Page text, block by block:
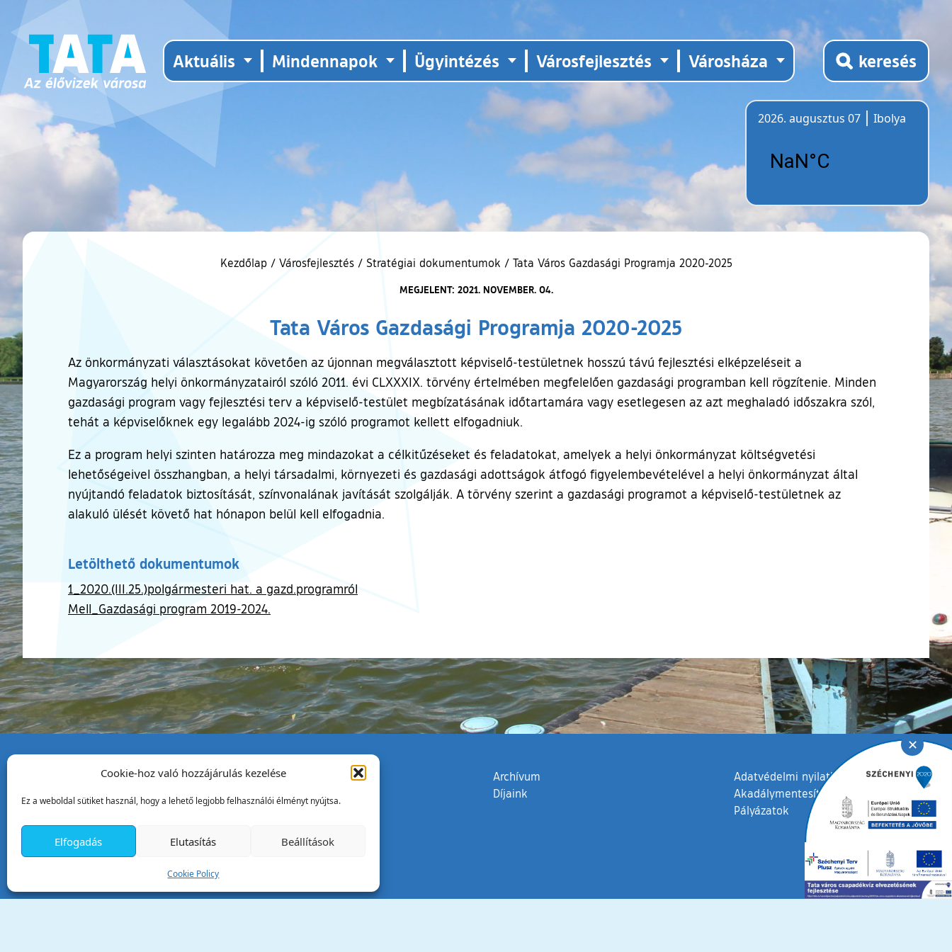
Cookie-hoz való hozzájárulás kezelése
Ez a weboldal sütiket használ, hogy a lehető legjobb felhasználói élményt nyújtsa.
Elfogadás Elutasítás Beállítások
Cookie Policy
Aktuális Mindennapok Ügyintézés Városfejlesztés Városháza keresés
2026. augusztus 07
Ibolya
Kezdőlap / Városfejlesztés / Stratégiai dokumentumok / Tata Város Gazdasági Programja 2020-2025
MEGJELENT: 2021. NOVEMBER. 04.
Tata Város Gazdasági Programja 2020-2025
Az önkormányzati választásokat követően az újonnan megválasztott képviselő-testületnek hosszú távú fejlesztési elképzeléseit a
Magyarország helyi önkormányzatairól szóló 2011. évi CLXXXIX. törvény értelmében megfelelően gazdasági programban kell rögzítenie. Minden
gazdasági program vagy fejlesztési terv a képviselő-testület megbízatásának időtartamára vagy esetlegesen az azt meghaladó időszakra szól,
tehát a képviselőknek egy legalább 2024-ig szóló programot kellett elfogadniuk.
Ez a program helyi szinten határozza meg mindazokat a célkitűzéseket és feladatokat, amelyek a helyi önkormányzat költségvetési
lehetőségeivel összhangban, a helyi társadalmi, környezeti és gazdasági adottságok átfogó figyelembevételével a helyi önkormányzat által
nyújtandó feladatok biztosítását, színvonalának javítását szolgálják. A törvény szerint a gazdasági programot a képviselő-testületnek az
alakuló ülését követő hat hónapon belül kell elfogadnia.
Letölthető dokumentumok
1_2020.(III.25.)polgármesteri hat. a gazd.programról
Mell_Gazdasági program 2019-2024.
Tata Város Önkormányzata
2890 Tata, Kossuth tér 1.
+36 34 / 587 078
Email:ph@tata.hu
Archívum
Díjaink
Adatvédelmi nyilatkozat
Akadálymentesítési nyilatkozat
Pályázatok
✕